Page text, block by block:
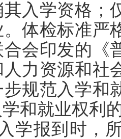
入学资格；
体检标准严
会印发的《
力资源和社
规范入学和
和就业权利
学报到时，